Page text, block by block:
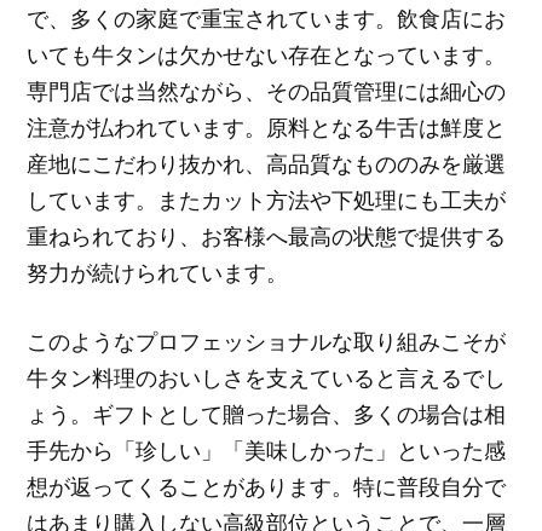
で、多くの家庭で重宝されています。飲食店にお
いても牛タンは欠かせない存在となっています。
専門店では当然ながら、その品質管理には細心の
注意が払われています。原料となる牛舌は鮮度と
産地にこだわり抜かれ、高品質なもののみを厳選
しています。またカット方法や下処理にも工夫が
重ねられており、お客様へ最高の状態で提供する
努力が続けられています。
このようなプロフェッショナルな取り組みこそが
牛タン料理のおいしさを支えていると言えるでし
ょう。ギフトとして贈った場合、多くの場合は相
手先から「珍しい」「美味しかった」といった感
想が返ってくることがあります。特に普段自分で
はあまり購入しない高級部位ということで、一層